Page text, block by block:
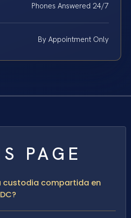
Phones Answered 24/7
By Appointment Only
PAGE
custodia compartida en